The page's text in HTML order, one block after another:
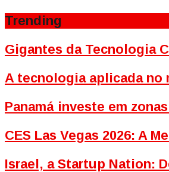
Trending
Gigantes da Tecnologia
A tecnologia aplicada no
Panamá investe em
CES Las Vegas 2026: A
Israel, a Startup Nation: